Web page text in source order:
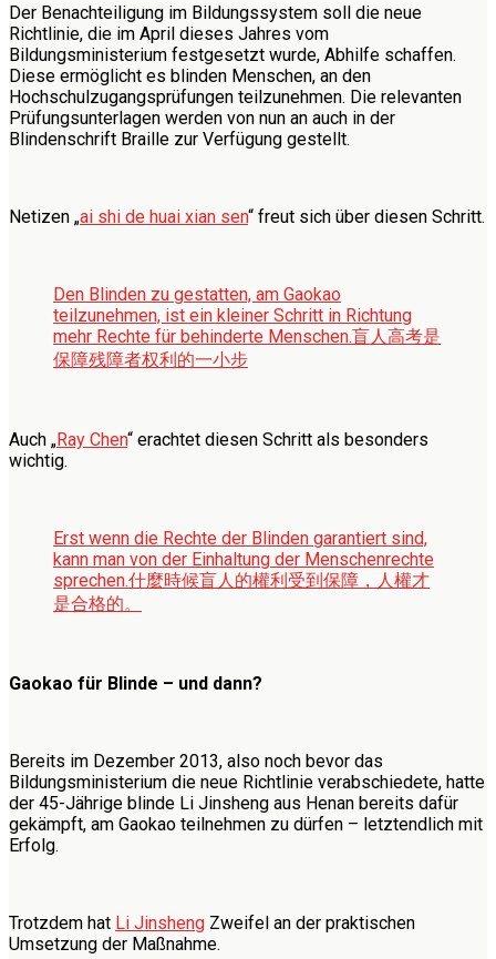
Der Benachteiligung im Bildungssystem soll die neue
Richtlinie, die im April dieses Jahres vom
Bildungsministerium festgesetzt wurde, Abhilfe schaffen.
Diese ermöglicht es blinden Menschen, an den
Hochschulzugangsprüfungen teilzunehmen. Die relevanten
Prüfungsunterlagen werden von nun an auch in der
Blindenschrift Braille zur Verfügung gestellt.
Netizen „ai shi de huai xian sen“ freut sich über diesen Schritt.
Den Blinden zu gestatten, am Gaokao
teilzunehmen, ist ein kleiner Schritt in Richtung
mehr Rechte für behinderte Menschen.盲人高考是
保障残障者权利的一小步
Auch „Ray Chen“ erachtet diesen Schritt als besonders
wichtig.
Erst wenn die Rechte der Blinden garantiert sind,
kann man von der Einhaltung der Menschenrechte
sprechen.什麼時候盲人的權利受到保障，人權才
是合格的。
Gaokao für Blinde – und dann?
Bereits im Dezember 2013, also noch bevor das
Bildungsministerium die neue Richtlinie verabschiedete, hatte
der 45-Jährige blinde Li Jinsheng aus Henan bereits dafür
gekämpft, am Gaokao teilnehmen zu dürfen – letztendlich mit
Erfolg.
Trotzdem hat Li Jinsheng Zweifel an der praktischen
Umsetzung der Maßnahme.